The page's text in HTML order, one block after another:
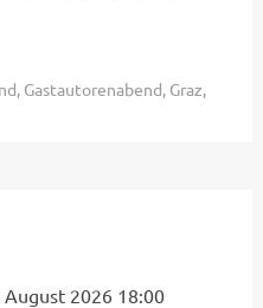
, Gastautorenabend, Graz,
August 2026 18:00